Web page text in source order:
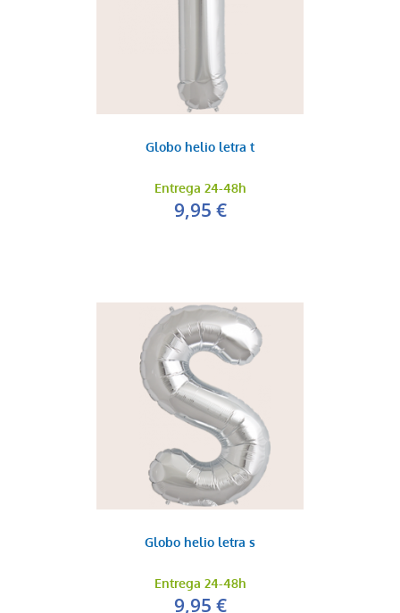
Globo helio letra t
Entrega 24-48h
9,95 €
Globo helio letra s
Entrega 24-48h
9,95 €